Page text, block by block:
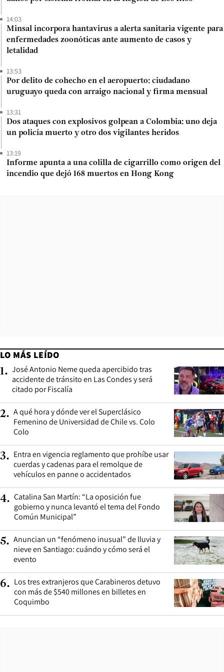
14:03
Minsal incorpora hantavirus a alerta sanitaria vigente para
enfermedades zoonóticas ante aumento de casos y
letalidad
13:53
Por delito de cohecho en el aeropuerto: ciudadano
uruguayo queda con arraigo nacional y firma mensual
13:31
Dos ataques con explosivos golpean a Colombia: uno deja
un policía muerto y otro dos vigilantes heridos
13:19
Informe apunta a una colilla de cigarrillo como origen del
incendio que dejó 168 muertos en Hong Kong
LO MÁS LEÍDO
1. José Antonio Neme queda apercibido tras
accidente de tránsito en Las Condes y será
citado por Fiscalía
2. A qué hora y dónde ver el Superclásico
Femenino de Universidad de Chile vs. Colo
Colo
3. Entra en vigencia reglamento que prohíbe usar
cuerdas y cadenas para el remolque de
vehículos en panne o accidentados
4. Catalina San Martín: “La oposición fue
gobierno y nunca levantó el tema del Fondo
Común Municipal”
5. Anuncian un “fenómeno inusual” de lluvia y
nieve en Santiago: cuándo y cómo será el
evento
6. Los tres extranjeros que Carabineros detuvo
con más de $540 millones en billetes en
Coquimbo